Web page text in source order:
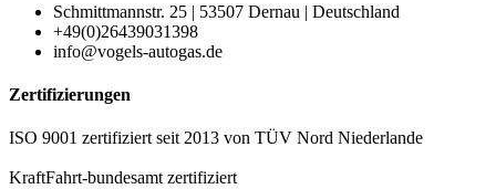
Schmittmannstr. 25 | 53507 Dernau | Deutschland
+49(0)26439031398
info@vogels-autogas.de
Zertifizierungen
ISO 9001 zertifiziert seit 2013 von TÜV Nord Niederlande
KraftFahrt-bundesamt zertifiziert